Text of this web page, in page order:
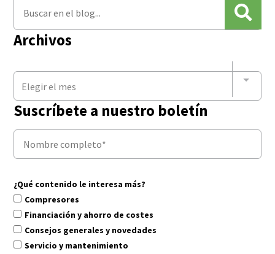
Archivos
Elegir el mes
Suscríbete a nuestro boletín
¿Qué contenido le interesa más?
Compresores
Financiación y ahorro de costes
Consejos generales y novedades
Servicio y mantenimiento